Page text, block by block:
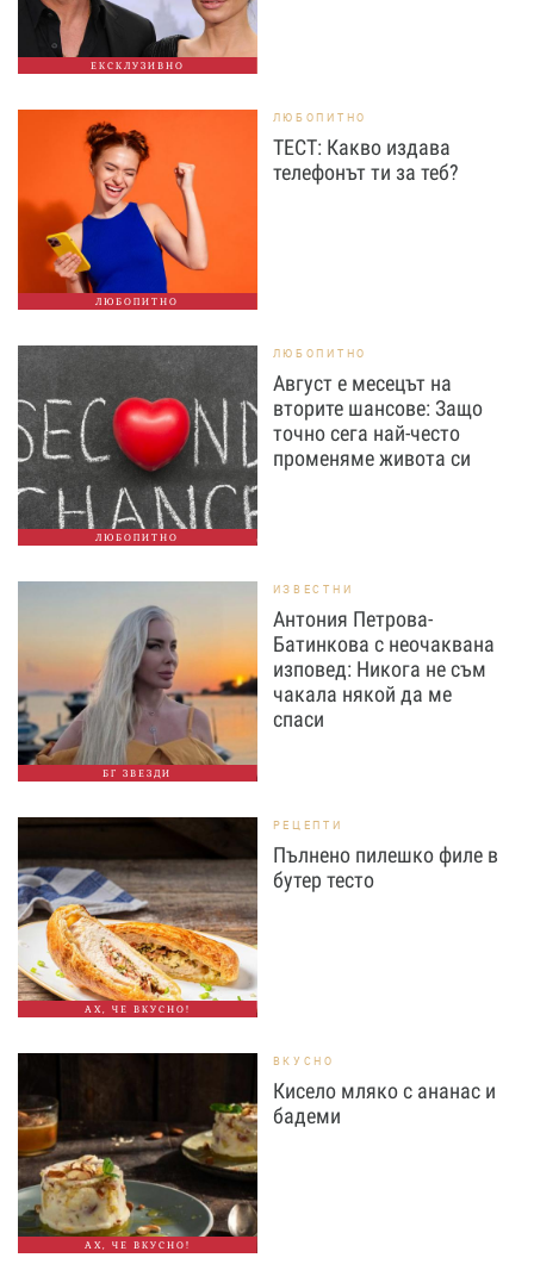
ЕКСКЛУЗИВНО
ЛЮБОПИТНО
ЛЮБОПИТНО
ТЕСТ: Какво издава
телефонът ти за теб?
ЛЮБОПИТНО
ЛЮБОПИТНО
Август е месецът на
вторите шансове: Защо
точно сега най-често
променяме живота си
БГ ЗВЕЗДИ
ИЗВЕСТНИ
Антония Петрова-
Батинкова с неочаквана
изповед: Никога не съм
чакала някой да ме
спаси
АХ, ЧЕ ВКУСНО!
РЕЦЕПТИ
Пълнено пилешко филе в
бутер тесто
АХ, ЧЕ ВКУСНО!
ВКУСНО
Кисело мляко с ананас и
бадеми